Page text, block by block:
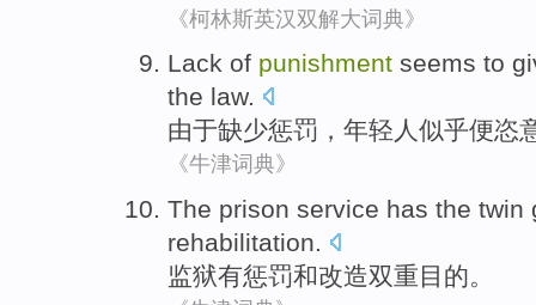
《柯林斯英汉双解大词典》
Lack of punishment seems to
the law.
由于缺少惩罚 ， 年轻人 似乎便恣
《牛津词典》
The prison service has the twin
rehabilitation.
监狱有惩罚和改造双重目的。